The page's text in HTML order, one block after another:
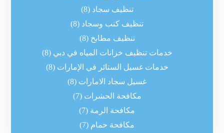
تنظيف سجاد (8)
تنظيف كنب وسجاد (8)
تنظيف مطابخ (8)
خدمات تنظيف خزانات المياه في دبي (8)
خدمات غسيل الستائر في الإمارات (8)
غسيل سجاد الامارات (8)
مكافحة الحشرات (7)
مكافحة الرمة (7)
مكافحة حمام (7)